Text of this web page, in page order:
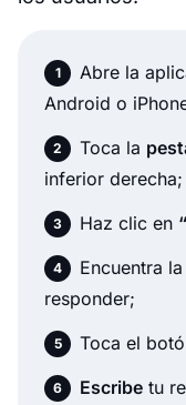
Abre la
Android o
Toca la
inferior derecha;
Haz clic en
Encuentra
responder;
Toca el
Escribe tu